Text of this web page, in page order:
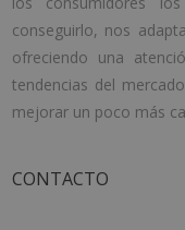
conseguirlo, nos
ofreciendo una
tendencias del
mejorar un poco más
CONTACTO